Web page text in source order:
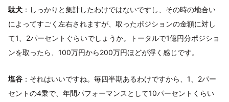
駄犬 ：しっかりと集計したわけではないですし、その時の地合い
によってすごく左右されますが、取ったポジションの金額に対し
て1、2パーセントぐらいでしょうか。トータルで1億円分ポジショ
ンを取ったら、100万円から200万円ほどが浮く感じです。
塩谷 ：それはいいですね。毎四半期あるわけですから、1、2パー
セントの4乗で、年間パフォーマンスとして10パーセントくらい